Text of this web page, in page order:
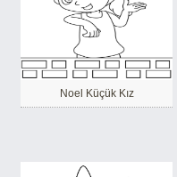
Noel Küçük Kız